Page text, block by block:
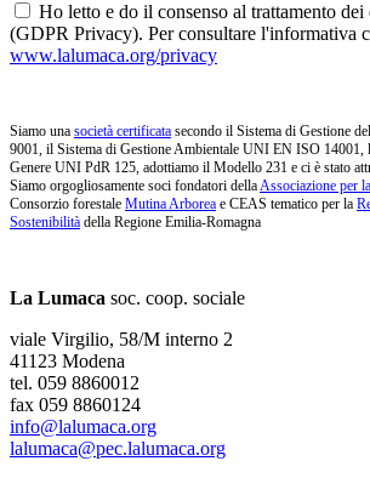
Ho letto e do il consenso al trattamento dei
(GDPR Privacy). Per consultare l'informativa
www.lalumaca.org/privacy
Siamo una società certificata secondo il Sistema di Gestione
9001, il Sistema di Gestione Ambientale UNI EN ISO 14001,
Genere UNI PdR 125, adottiamo il Modello 231 e ci è stato
Siamo orgogliosamente soci fondatori dellaAssociazione per
Consorzio forestale Mutina Arborea e CEAS tematico per la
Sostenibilità della Regione Emilia-Romagna
La Lumaca soc. coop. sociale
viale Virgilio, 58/M interno 2
41123 Modena
tel. 059 8860012
fax 059 8860124
info@lalumaca.org
lalumaca@pec.lalumaca.org